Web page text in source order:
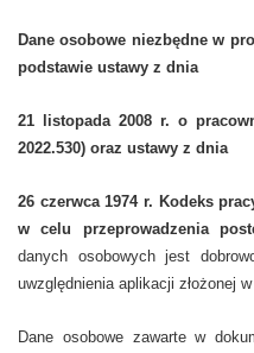
Dane osobowe niezbędne w
podstawie ustawy z dnia
21 listopada 2008 r. o
2022.530) oraz ustawy z dnia
26 czerwca 1974 r. Kodeks
w celu przeprowadzenia
danych osobowych jest
uwzględnienia aplikacji złożonej
Dane osobowe zawarte w